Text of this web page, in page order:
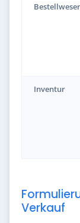
Inventur
Verkauf